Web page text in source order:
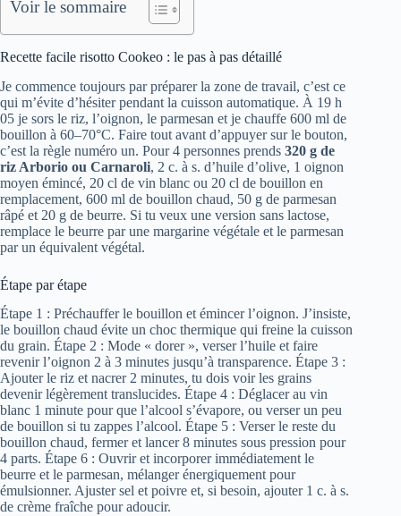
Voir le sommaire
Recette facile risotto Cookeo : le pas à pas détaillé
Je commence toujours par préparer la zone de travail, c’est ce
qui m’évite d’hésiter pendant la cuisson automatique. À 19 h
05 je sors le riz, l’oignon, le parmesan et je chauffe 600 ml de
bouillon à 60–70°C. Faire tout avant d’appuyer sur le bouton,
c’est la règle numéro un. Pour 4 personnes prends 320 g de
riz Arborio ou Carnaroli, 2 c. à s. d’huile d’olive, 1 oignon
moyen émincé, 20 cl de vin blanc ou 20 cl de bouillon en
remplacement, 600 ml de bouillon chaud, 50 g de parmesan
râpé et 20 g de beurre. Si tu veux une version sans lactose,
remplace le beurre par une margarine végétale et le parmesan
par un équivalent végétal.
Étape par étape
Étape 1 : Préchauffer le bouillon et émincer l’oignon. J’insiste,
le bouillon chaud évite un choc thermique qui freine la cuisson
du grain. Étape 2 : Mode « dorer », verser l’huile et faire
revenir l’oignon 2 à 3 minutes jusqu’à transparence. Étape 3 :
Ajouter le riz et nacrer 2 minutes, tu dois voir les grains
devenir légèrement translucides. Étape 4 : Déglacer au vin
blanc 1 minute pour que l’alcool s’évapore, ou verser un peu
de bouillon si tu zappes l’alcool. Étape 5 : Verser le reste du
bouillon chaud, fermer et lancer 8 minutes sous pression pour
4 parts. Étape 6 : Ouvrir et incorporer immédiatement le
beurre et le parmesan, mélanger énergiquement pour
émulsionner. Ajuster sel et poivre et, si besoin, ajouter 1 c. à s.
de crème fraîche pour adoucir.